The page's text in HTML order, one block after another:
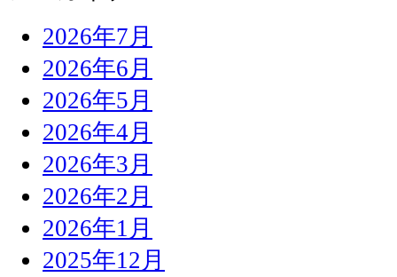
2026年7月
2026年6月
2026年5月
2026年4月
2026年3月
2026年2月
2026年1月
2025年12月